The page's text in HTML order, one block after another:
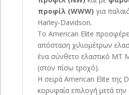
προφίλ (WWW) για
Harley-Davidson.
Το American Elite
απόσταση χιλιομέτρων
ένα σύνθετο ελαστικό MT
(στον πίσω τροχό).
Η σειρά American Elite της
κορυφαία επιλογή μετά την